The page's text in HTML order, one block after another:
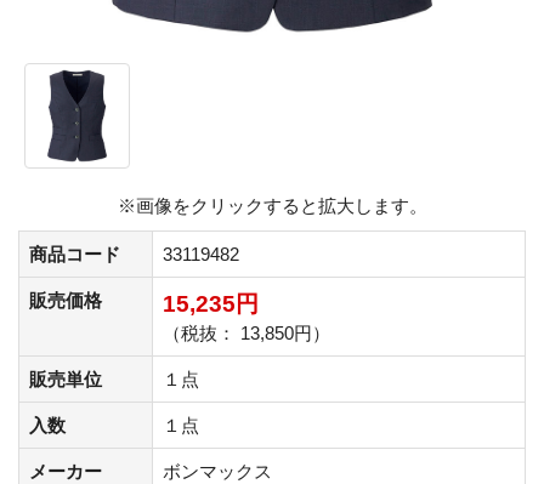
※画像をクリックすると拡大します。
商品コード 33119482
販売価格 15,235円
（税抜： 13,850円）
販売単位 １点
入数 １点
メーカー ボンマックス